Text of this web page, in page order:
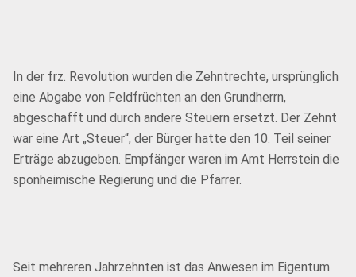
In der frz. Revolution wurden die Zehntrechte, ursprünglich
eine Abgabe von Feldfrüchten an den Grundherrn,
abgeschafft und durch andere Steuern ersetzt. Der Zehnt
war eine Art „Steuer“, der Bürger hatte den 10. Teil seiner
Erträge abzugeben. Empfänger waren im Amt Herrstein die
sponheimische Regierung und die Pfarrer.
Seit mehreren Jahrzehnten ist das Anwesen im Eigentum